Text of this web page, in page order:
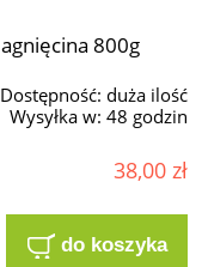
800g
Dostępność: duża ilość
Wysyłka w: 48 godzin
38,00 zł
do koszyka